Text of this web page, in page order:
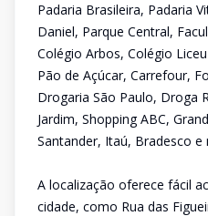
Padaria Brasileira, Padaria
Daniel, Parque Central,
Colégio Arbos, Colégio
Pão de Açúcar, Carrefour,
Drogaria São Paulo, Droga
Jardim, Shopping ABC,
Santander, Itaú, Bradesco e
A localização oferece fácil
cidade, como Rua das